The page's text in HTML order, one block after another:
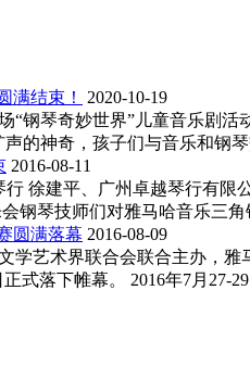
满结束！
2020-10-19
“钢琴奇妙世界”儿童音乐剧
的神奇，孩子们与音乐和钢
2016-08-11
徐建平、广州卓越琴行有
钢琴技师们对雅马哈音乐三
圆满落幕 2016-08-09
学艺术界联合会联合主办，
式落下帷幕。 2016年7月